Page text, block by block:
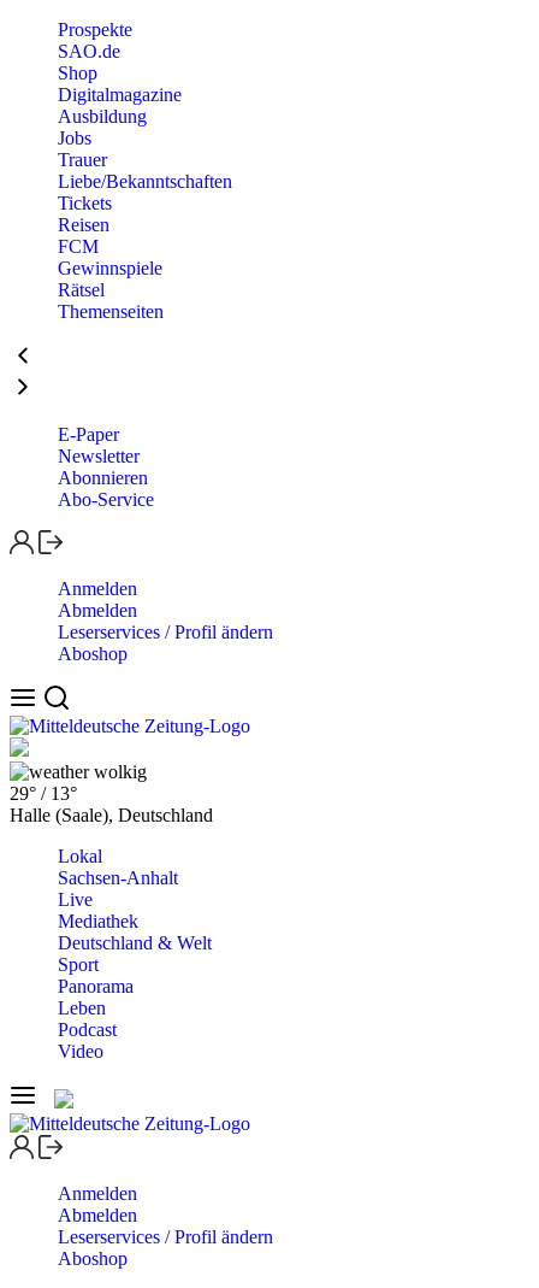
Prospekte
SAO.de
Shop
Digitalmagazine
Ausbildung
Jobs
Trauer
Liebe/Bekanntschaften
Tickets
Reisen
FCM
Gewinnspiele
Rätsel
Themenseiten
E-Paper
Newsletter
Abonnieren
Abo-Service
Anmelden
Abmelden
Leserservices / Profil ändern
Aboshop
wolkig
29° / 13°
Halle (Saale), Deutschland
Lokal
Sachsen-Anhalt
Live
Mediathek
Deutschland & Welt
Sport
Panorama
Leben
Podcast
Video
Anmelden
Abmelden
Leserservices / Profil ändern
Aboshop